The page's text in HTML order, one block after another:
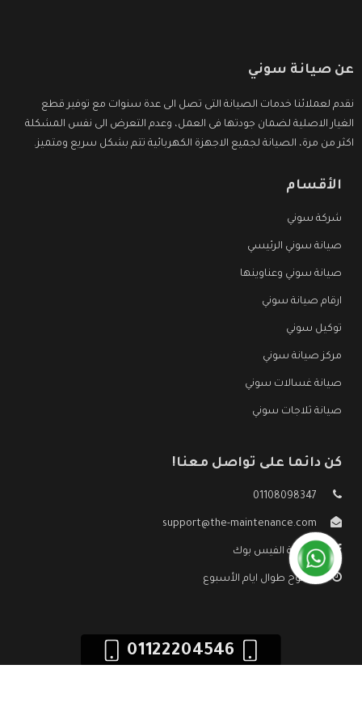
عن صيانة سوني
نقدم لعملائنا خدمات الصيانة التى تصل الى عدة سنوات مع توفير قطع
الغيار الاصلية لضمان جودتها فى العمل، وعدم التعرض الى نفس المشكلة
اكثر من مرة، الصيانة لجميع الاجهزة الكهربائية تتم بشكل سريع ومتميز.
الأقسام
شركة سوني
صيانة سوني الرئيسي
صيانة سوني وعناوينها
ارقام صيانة سوني
توكيل سوني
مركز صيانة سوني
صيانة غسالات سوني
صيانة ثلاجات سوني
كن دائما على تواصل معنا!
01108098347
support@the-maintenance.com
صفحة الفيس بوك
مفتوح طوال ايام الأسبوع
01122204546